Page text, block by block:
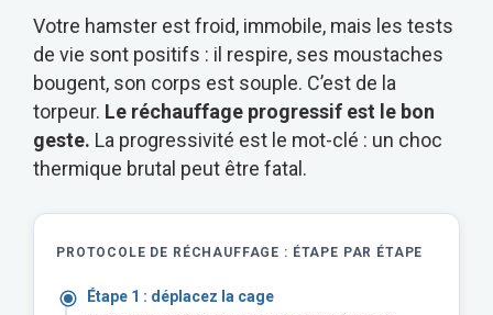
Votre hamster est froid, immobile, mais les tests
de vie sont positifs : il respire, ses moustaches
bougent, son corps est souple. C’est de la
torpeur. Le réchauffage progressif est le bon
geste. La progressivité est le mot-clé : un choc
thermique brutal peut être fatal.
PROTOCOLE DE RÉCHAUFFAGE : ÉTAPE PAR ÉTAPE
Étape 1 : déplacez la cage